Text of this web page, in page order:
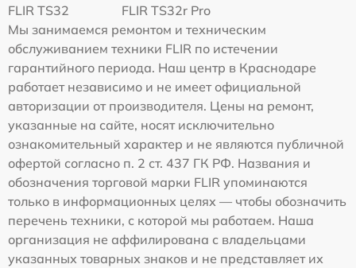
FLIR TS32
FLIR TS32r Pro
Мы занимаемся ремонтом и техническим
обслуживанием техники FLIR по истечении
гарантийного периода. Наш центр в Краснодаре
работает независимо и не имеет официальной
авторизации от производителя. Цены на ремонт,
указанные на сайте, носят исключительно
ознакомительный характер и не являются публичной
офертой согласно п. 2 ст. 437 ГК РФ. Названия и
обозначения торговой марки FLIR упоминаются
только в информационных целях — чтобы обозначить
перечень техники, с которой мы работаем. Наша
организация не аффилирована с владельцами
указанных товарных знаков и не представляет их